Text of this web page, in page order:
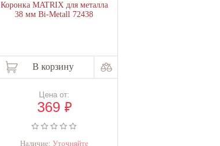
Коронка MATRIX для металла
38 мм Bi-Metall 72438
В корзину
Цена от:
369 ₽
Наличие:Уточняйте